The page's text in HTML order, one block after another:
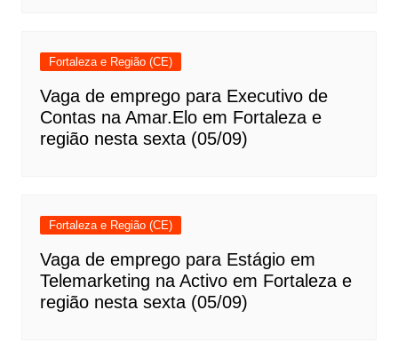
Fortaleza e Região (CE)
Vaga de emprego para Executivo de
Contas na Amar.Elo em Fortaleza e
região nesta sexta (05/09)
Fortaleza e Região (CE)
Vaga de emprego para Estágio em
Telemarketing na Activo em Fortaleza e
região nesta sexta (05/09)